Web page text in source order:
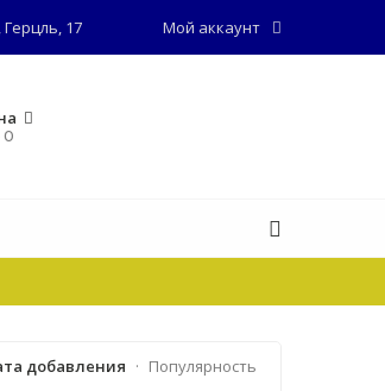
Мой аккаунт
17
0
добавления · Популярность